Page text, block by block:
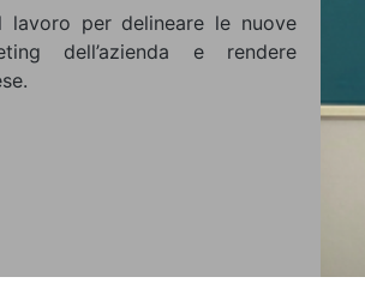
per delineare le nuove
dell’azienda e rendere